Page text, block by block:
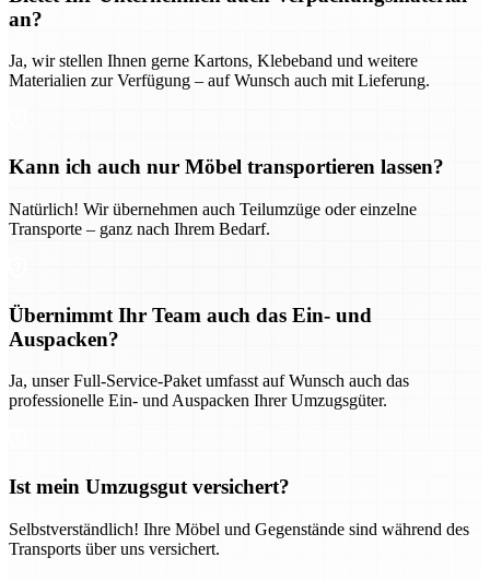
an?
Ja, wir stellen Ihnen gerne Kartons, Klebeband und weitere
Materialien zur Verfügung – auf Wunsch auch mit Lieferung.
Kann ich auch nur Möbel transportieren lassen?
Natürlich! Wir übernehmen auch Teilumzüge oder einzelne
Transporte – ganz nach Ihrem Bedarf.
Übernimmt Ihr Team auch das Ein- und
Auspacken?
Ja, unser Full-Service-Paket umfasst auf Wunsch auch das
professionelle Ein- und Auspacken Ihrer Umzugsgüter.
Ist mein Umzugsgut versichert?
Selbstverständlich! Ihre Möbel und Gegenstände sind während des
Transports über uns versichert.